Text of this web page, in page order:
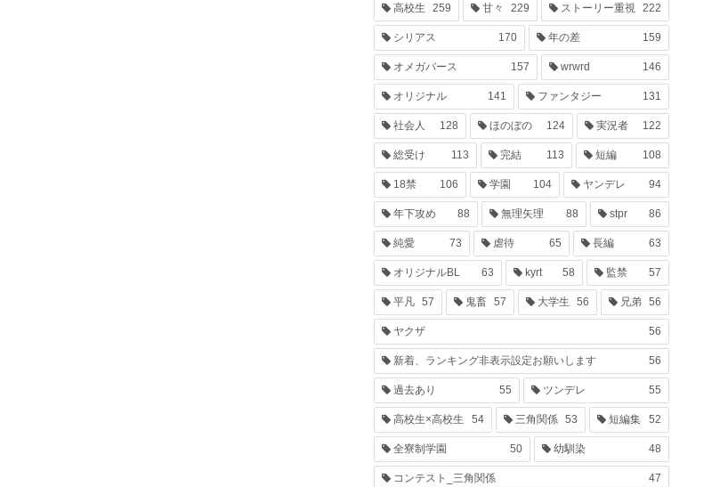
高校生 259 甘々 229 ストーリー重視 222
シリアス 170 年の差 159
オメガバース 157 wrwrd 146
オリジナル 141 ファンタジー 131
社会人 128 ほのぼの 124 実況者 122
総受け 113 完結 113 短編 108
18禁 106 学園 104 ヤンデレ 94
年下攻め 88 無理矢理 88 stpr 86
純愛 73 虐待 65 長編 63
オリジナルBL 63 kyrt 58 監禁 57
平凡 57 鬼畜 57 大学生 56 兄弟 56
ヤクザ 56
新着、ランキング非表示設定お願いします 56
過去あり 55 ツンデレ 55
高校生×高校生 54 三角関係 53 短編集 52
全寮制学園 50 幼馴染 48
コンテスト_三角関係 47